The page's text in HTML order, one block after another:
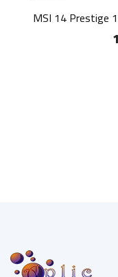
MSI 14 Prestige